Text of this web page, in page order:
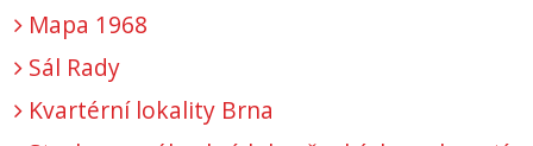
Mapa 1968
Sál Rady
Kvartérní lokality Brna